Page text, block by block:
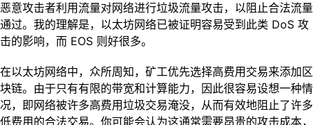
恶意攻击者利用流量对网络进行垃圾流量攻击，以阻止合法流量
通过。我的理解是，以太坊网络已被证明容易受到此类 DoS 攻
击的影响，而 EOS 则好很多。
在以太坊网络中，众所周知，矿工优先选择高费用交易来添加区
块链。由于只有有限的带宽和计算能力，因此很容易设想一种情
况，即网络被许多高费用垃圾交易淹没，从而有效地阻止了许多
低费用的合法交易。你可能会认为这通常需要昂贵的攻击成本，